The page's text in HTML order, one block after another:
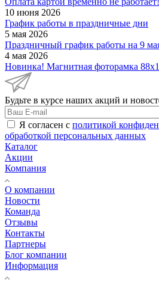
10 июня 2026
График работы в праздничные дни
5 мая 2026
Праздничный график работы на 9
4 мая 2026
Новинка! Магнитная фоторамка
Будьте в курсе наших акций и
Я согласен с политикой
обработкой персональных данных
Каталог
Акции
Компания
О компании
Новости
Команда
Отзывы
Контакты
Партнеры
Блог компании
Информация